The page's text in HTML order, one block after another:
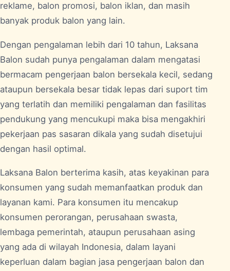
reklame, balon promosi, balon iklan, dan masih
banyak produk balon yang lain.
Dengan pengalaman lebih dari 10 tahun, Laksana
Balon sudah punya pengalaman dalam mengatasi
bermacam pengerjaan balon bersekala kecil, sedang
ataupun bersekala besar tidak lepas dari suport tim
yang terlatih dan memiliki pengalaman dan fasilitas
pendukung yang mencukupi maka bisa mengakhiri
pekerjaan pas sasaran dikala yang sudah disetujui
dengan hasil optimal.
Laksana Balon berterima kasih, atas keyakinan para
konsumen yang sudah memanfaatkan produk dan
layanan kami. Para konsumen itu mencakup
konsumen perorangan, perusahaan swasta,
lembaga pemerintah, ataupun perusahaan asing
yang ada di wilayah Indonesia, dalam layani
keperluan dalam bagian jasa pengerjaan balon dan